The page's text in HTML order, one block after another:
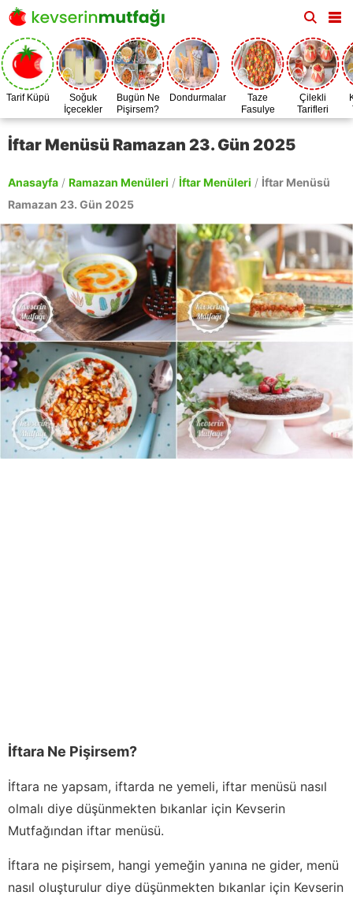
Tarif Küpü
Soğuk
İçecekler
Bugün Ne
Pişirsem?
Dondurmalar
Taze
Fasulye
Zamanı
Çilekli
Tarifleri
İftar Menüsü Ramazan 23. Gün 2025
Anasayfa / Ramazan Menüleri / İftar Menüleri / İftar Menüsü
Ramazan 23. Gün 2025
İftara Ne Pişirsem?
İftara ne yapsam, iftarda ne yemeli, iftar menüsü nasıl
olmalı diye düşünmekten bıkanlar için Kevserin
Mutfağından iftar menüsü.
İftara ne pişirsem, hangi yemeğin yanına ne gider, menü
nasıl oluşturulur diye düşünmekten bıkanlar için Kevserin